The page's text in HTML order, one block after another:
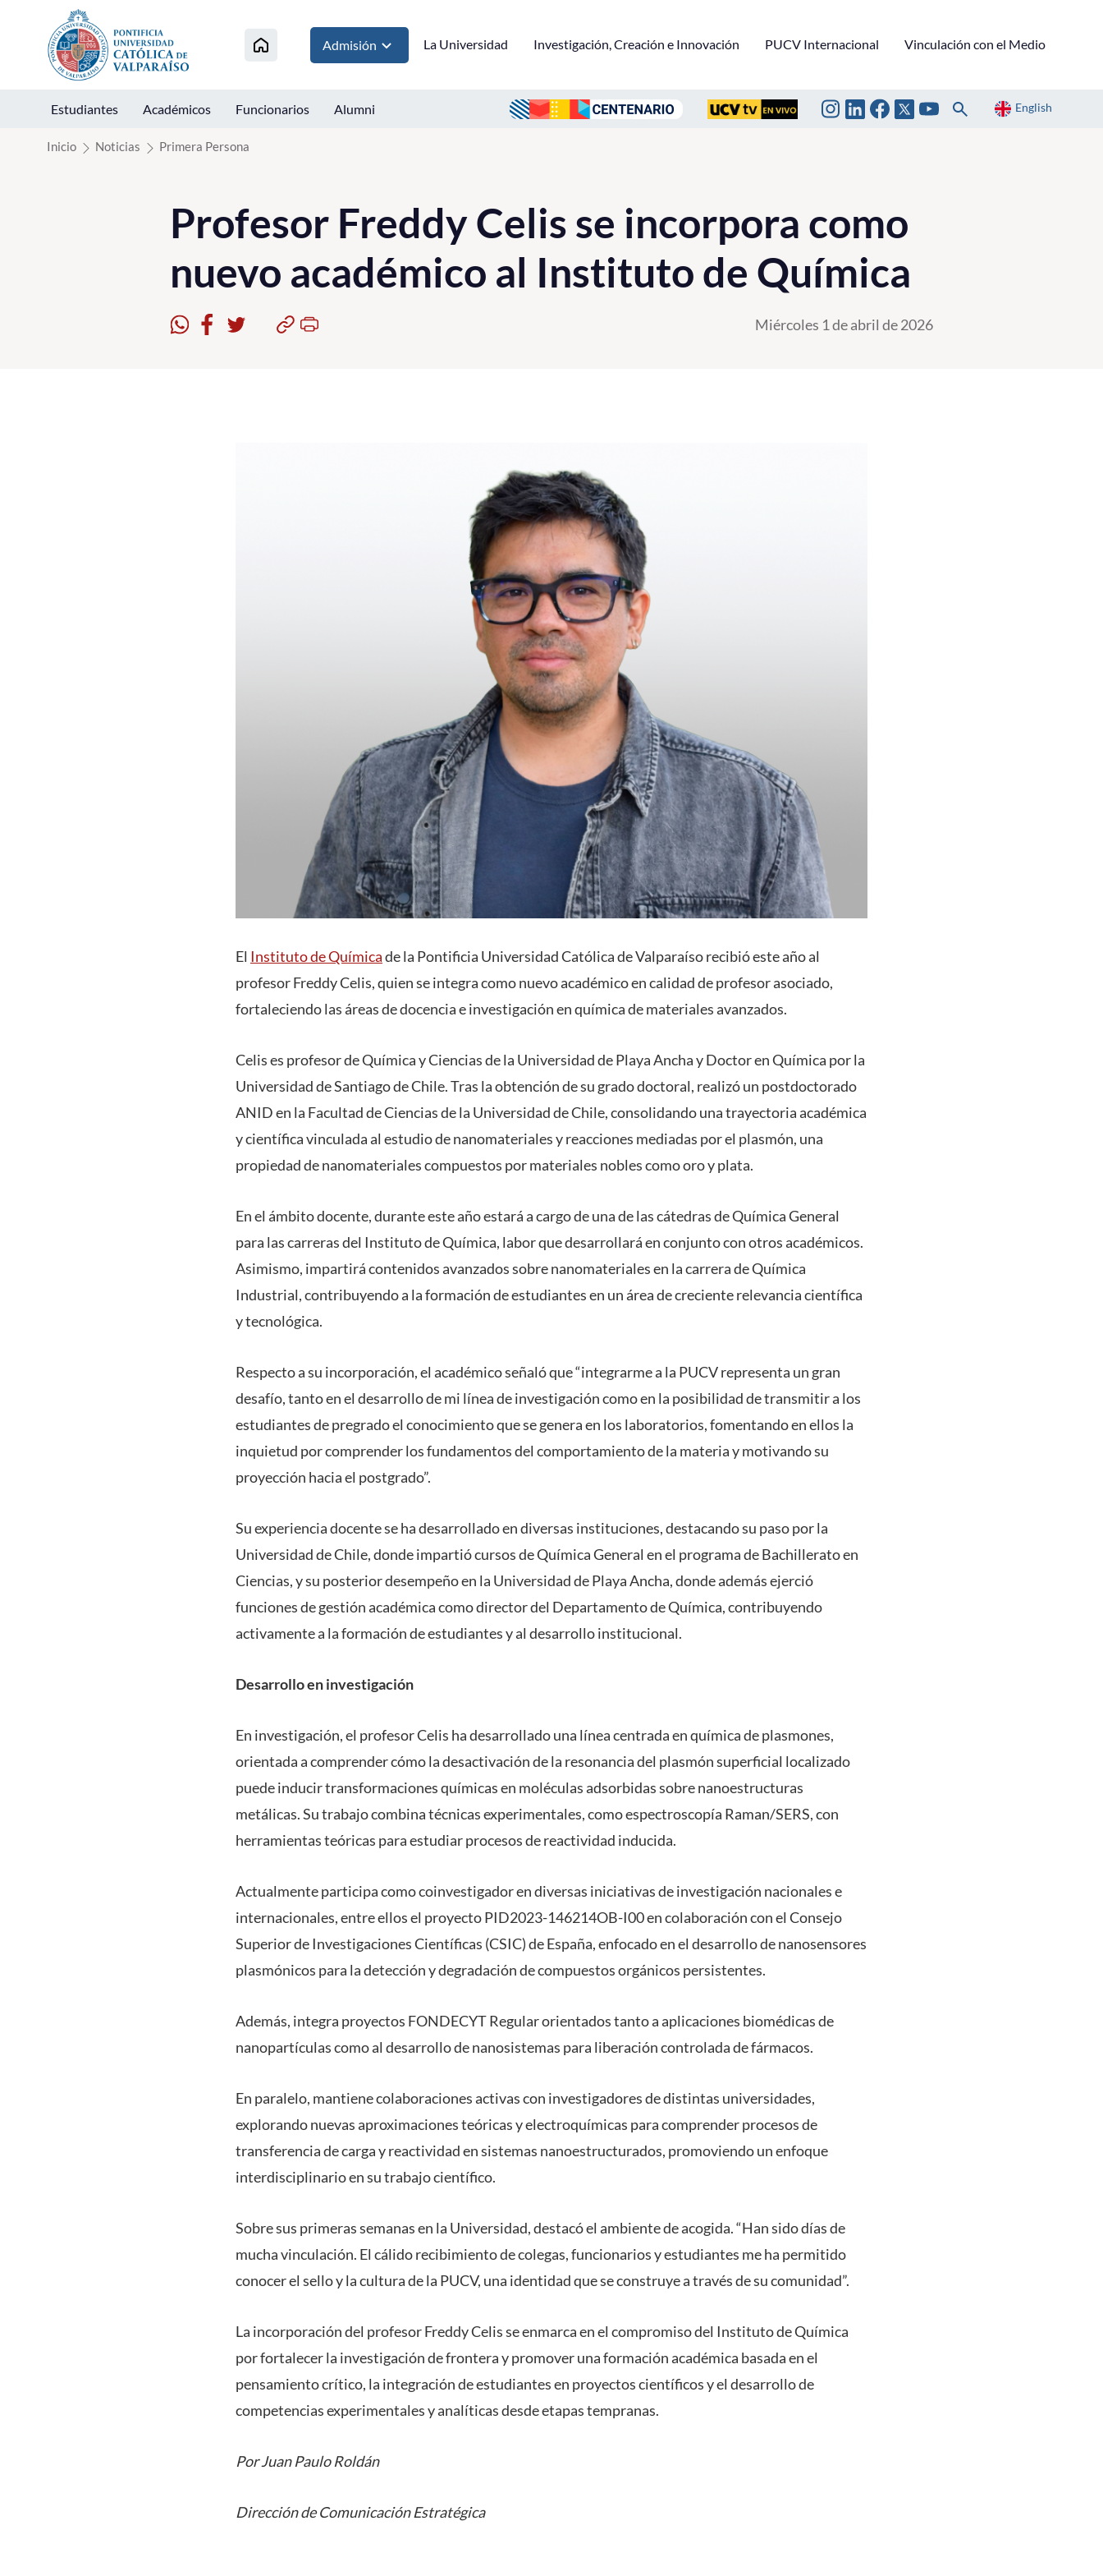
Click acá para ir directamente al contenido
Admisión La Universidad Investigación, Creación e Innovación PUCV Internacional Vinculación con el Medio
Estudiantes Académicos Funcionarios Alumni English
Inicio Noticias Primera Persona
Profesor Freddy Celis se incorpora como
nuevo académico al Instituto de Química
Miércoles 1 de abril de 2026
El Instituto de Químicade la Pontificia Universidad Católica de Valparaíso recibió este año al
profesor Freddy Celis, quien se integra como nuevo académico en calidad de profesor asociado,
fortaleciendo las áreas de docencia e investigación en química de materiales avanzados.
Celis es profesor de Química y Ciencias de la Universidad de Playa Ancha y Doctor en Química por la
Universidad de Santiago de Chile. Tras la obtención de su grado doctoral, realizó un postdoctorado
ANID en la Facultad de Ciencias de la Universidad de Chile, consolidando una trayectoria académica
y científica vinculada al estudio de nanomateriales y reacciones mediadas por el plasmón, una
propiedad de nanomateriales compuestos por materiales nobles como oro y plata.
En el ámbito docente, durante este año estará a cargo de una de las cátedras de Química General
para las carreras del Instituto de Química, labor que desarrollará en conjunto con otros académicos.
Asimismo, impartirá contenidos avanzados sobre nanomateriales en la carrera de Química
Industrial, contribuyendo a la formación de estudiantes en un área de creciente relevancia científica
y tecnológica.
Respecto a su incorporación, el académico señaló que “integrarme a la PUCV representa un gran
desafío, tanto en el desarrollo de mi línea de investigación como en la posibilidad de transmitir a los
estudiantes de pregrado el conocimiento que se genera en los laboratorios, fomentando en ellos la
inquietud por comprender los fundamentos del comportamiento de la materia y motivando su
proyección hacia el postgrado”.
Su experiencia docente se ha desarrollado en diversas instituciones, destacando su paso por la
Universidad de Chile, donde impartió cursos de Química General en el programa de Bachillerato en
Ciencias, y su posterior desempeño en la Universidad de Playa Ancha, donde además ejerció
funciones de gestión académica como director del Departamento de Química, contribuyendo
activamente a la formación de estudiantes y al desarrollo institucional.
Desarrollo en investigación
En investigación, el profesor Celis ha desarrollado una línea centrada en química de plasmones,
orientada a comprender cómo la desactivación de la resonancia del plasmón superficial localizado
puede inducir transformaciones químicas en moléculas adsorbidas sobre nanoestructuras
metálicas. Su trabajo combina técnicas experimentales, como espectroscopía Raman/SERS, con
herramientas teóricas para estudiar procesos de reactividad inducida.
Actualmente participa como coinvestigador en diversas iniciativas de investigación nacionales e
internacionales, entre ellos el proyecto PID2023-146214OB-I00 en colaboración con el Consejo
Superior de Investigaciones Científicas (CSIC) de España, enfocado en el desarrollo de nanosensores
plasmónicos para la detección y degradación de compuestos orgánicos persistentes.
Además, integra proyectos FONDECYT Regular orientados tanto a aplicaciones biomédicas de
nanopartículas como al desarrollo de nanosistemas para liberación controlada de fármacos.
En paralelo, mantiene colaboraciones activas con investigadores de distintas universidades,
explorando nuevas aproximaciones teóricas y electroquímicas para comprender procesos de
transferencia de carga y reactividad en sistemas nanoestructurados, promoviendo un enfoque
interdisciplinario en su trabajo científico.
Sobre sus primeras semanas en la Universidad, destacó el ambiente de acogida. “Han sido días de
mucha vinculación. El cálido recibimiento de colegas, funcionarios y estudiantes me ha permitido
conocer el sello y la cultura de la PUCV, una identidad que se construye a través de su comunidad”.
La incorporación del profesor Freddy Celis se enmarca en el compromiso del Instituto de Química
por fortalecer la investigación de frontera y promover una formación académica basada en el
pensamiento crítico, la integración de estudiantes en proyectos científicos y el desarrollo de
competencias experimentales y analíticas desde etapas tempranas.
Por Juan Paulo Roldán
Dirección de Comunicación Estratégica